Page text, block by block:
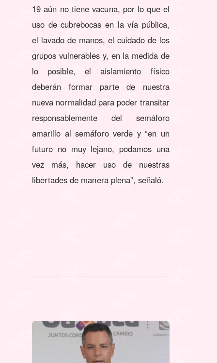
19 aún no tiene vacuna, por lo que el
uso de cubrebocas en la vía pública,
el lavado de manos, el cuidado de los
grupos vulnerables y, en la medida de
lo posible, el aislamiento físico
deberán formar parte de nuestra
nueva normalidad para poder transitar
responsablemente del semáforo
amarillo al semáforo verde y “en un
futuro no muy lejano, podamos una
vez más, hacer uso de nuestras
libertades de manera plena”, señaló.